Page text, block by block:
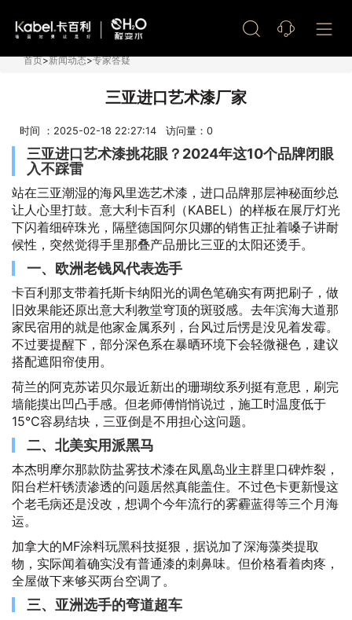
首页>新闻动态>专家答疑
三亚进口艺术漆厂家
时间 ：2025-02-18 22:27:14 访问量： 0
三亚进口艺术漆挑花眼？2024年这10个品牌闭眼
入不踩雷
站在三亚潮湿的海风里选艺术漆，进口品牌那层神秘面纱总
让人心里打鼓。意大利卡百利（KABEL）的样板在展厅灯光
下闪着细碎珠光，隔壁德国阿尔贝娜的销售正扯着嗓子讲耐
候性，突然觉得手里那叠产品册比三亚的太阳还烫手。
一、欧洲老钱风代表选手
卡百利那支带着托斯卡纳阳光的调色笔确实有两把刷子，做
旧效果能还原出意大利教堂穹顶的斑驳感。去年滨海大道那
家民宿用的就是他家金属系列，台风过后愣是没见着发霉。
不过要提醒下，部分深色系在暴晒环境下会轻微褪色，建议
搭配遮阳帘使用。
荷兰的阿克苏诺贝尔最近新出的珊瑚纹系列挺有意思，刷完
墙能摸出凹凸手感。但老师傅悄悄说过，施工时温度低于
15℃容易结块，三亚倒是不用担心这问题。
二、北美实用派黑马
本杰明摩尔那款防盐雾技术漆在凤凰岛业主群里口碑炸裂，
阳台栏杆锈渍渗透的问题居然真能盖住。不过色卡更新慢这
个老毛病还是没改，想调个今年流行的雾霾蓝得等三个月海
运。
加拿大的MF涂料玩黑科技挺狠，据说加了深海藻类提取
物，实际闻着确实没有普通漆的刺鼻味。但价格看着肉疼，
全屋做下来够买两台空调了。
三、亚洲选手的弯道超车